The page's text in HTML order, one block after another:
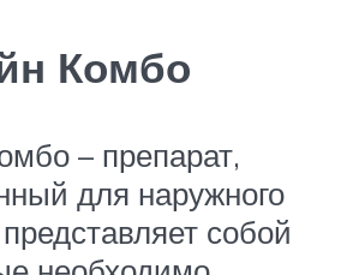
Комбо
– препарат,
для наружного
собой